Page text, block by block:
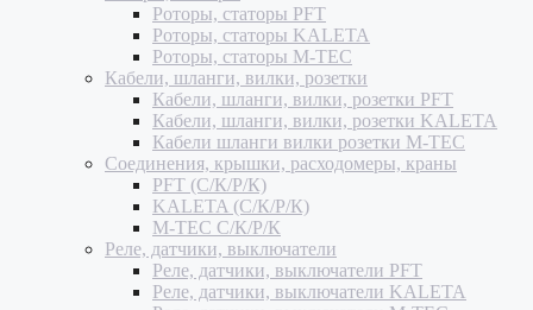
Роторы, статоры PFT
Роторы, статоры KALETA
Роторы, статоры M-TEC
Кабели, шланги, вилки, розетки
Кабели, шланги, вилки, розетки PFT
Кабели, шланги, вилки, розетки KALETA
Кабели шланги вилки розетки M-TEC
Соединения, крышки, расходомеры, краны
PFT (С/К/Р/К)
KALETA (С/К/Р/К)
M-TEC С/К/Р/К
Реле, датчики, выключатели
Реле, датчики, выключатели PFT
Реле, датчики, выключатели KALETA